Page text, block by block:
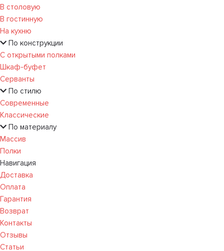
В столовую
В гостинную
На кухню
По конструкции
С открытыми полками
Шкаф-буфет
Серванты
По стилю
Современные
Классические
По материалу
Массив
Полки
Навигация
Доставка
Оплата
Гарантия
Возврат
Контакты
Отзывы
Статьи